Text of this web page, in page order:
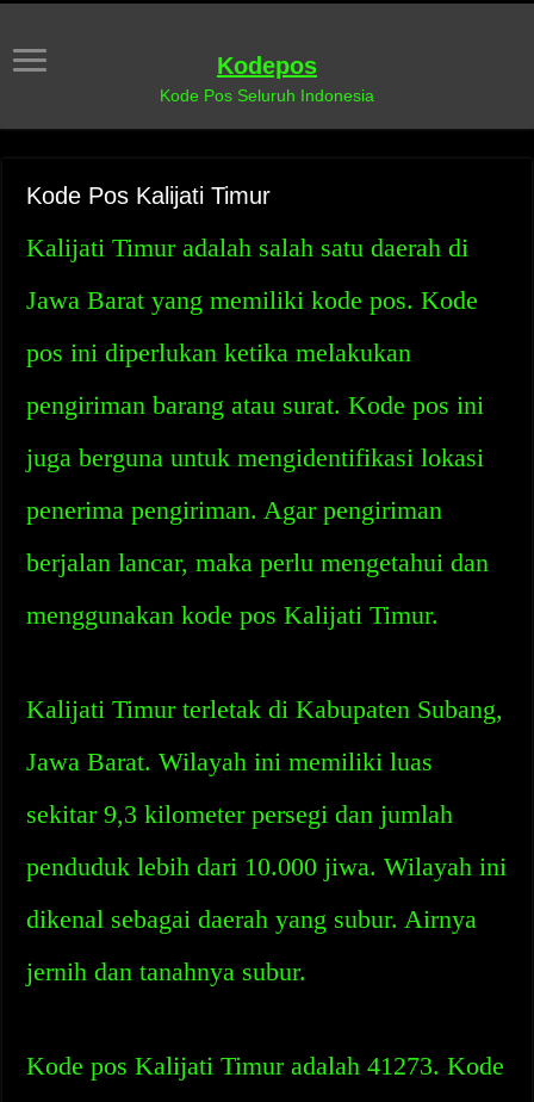
Kodepos
Kode Pos Seluruh Indonesia
Kode Pos Kalijati Timur
Kalijati Timur adalah salah satu daerah di
Jawa Barat yang memiliki kode pos. Kode
pos ini diperlukan ketika melakukan
pengiriman barang atau surat. Kode pos ini
juga berguna untuk mengidentifikasi lokasi
penerima pengiriman. Agar pengiriman
berjalan lancar, maka perlu mengetahui dan
menggunakan kode pos Kalijati Timur.
Kalijati Timur terletak di Kabupaten Subang,
Jawa Barat. Wilayah ini memiliki luas
sekitar 9,3 kilometer persegi dan jumlah
penduduk lebih dari 10.000 jiwa. Wilayah ini
dikenal sebagai daerah yang subur. Airnya
jernih dan tanahnya subur.
Kode pos Kalijati Timur adalah 41273. Kode